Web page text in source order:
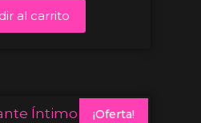
al carrito
¡Oferta!